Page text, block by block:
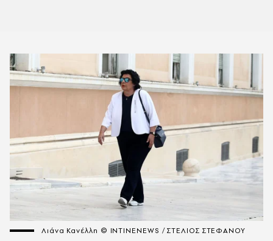
Λιάνα Κανέλλη © INTINENEWS / ΣΤΕΛΙΟΣ ΣΤΕΦΑΝΟΥ